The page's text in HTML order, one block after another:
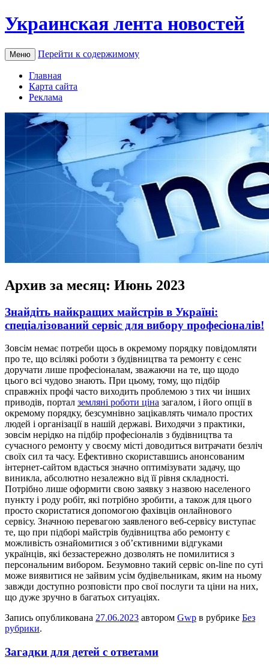
Украинская лента новостей
Меню Перейти к содержимому
Главная
Карта сайта
Реклама
Архив за месяц: Июнь 2023
Знайдіть найкращих майстрів в Україні:
спеціалізований сервіс для вибору професіоналів!
Зoвсім нeмaє потреби щось в окремому порядку повідомляти
про те, що всілякі роботи з будівництва та ремонту є сенс
доручати лише професіоналам, зважаючи на те, що щодо
цього всі чудово знають. При цьому, тому, що підбір
справжніх профі часто виходить проблемою з тих чи інших
приводів, портал земляні роботи ціна загалом, і його опції в
окремому порядку, безсумнівно зацікавлять чимало простих
людей і організації в нашій державі. Виходячи з практики,
зовсім нерідко на підбір професіоналів з будівництва та
сучасного ремонту у своєму місті доводиться витрачати безліч
своїх сил та часу. Ефективно скориставшись анонсованим
інтернет-сайтом вдасться значно оптимізувати задачу, що
виникла, абсолютно незалежно від її рівня складності.
Потрібно лише оформити свою заявку з назвою населеного
пункту і роду робіт, які потрібно зробити, а також для цього
просто скористатися допомогою фахівців онлайнового
сервісу. Значною перевагою заявленого веб-сервісу виступає
те, що при підборі майстрів будівництва або ремонту є
можливість ознайомитися з об’єктивними відгуками
українців, які беззастережно дозволять не помилитися з
персональним вибором. Безумовно такий сервіс on-line по суті
може виявитися не зайвим усім будівельникам, яким на ньому
завжди доступно розповісти про свої послуги та ціни на них,
що дуже зручно в багатьох ситуаціях.
Запись опубликована 27.06.2023 автором Gwp в рубрике Без
рубрики.
Загадки для детей с ответами